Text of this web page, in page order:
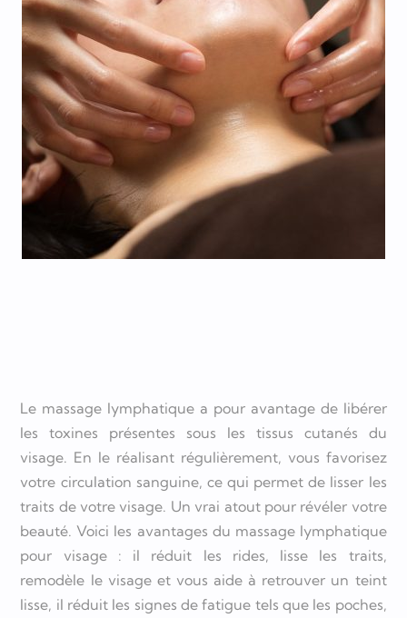
Le massage lymphatique a pour avantage de libérer
les toxines présentes sous les tissus cutanés du
visage. En le réalisant régulièrement, vous favorisez
votre circulation sanguine, ce qui permet de lisser les
traits de votre visage. Un vrai atout pour révéler votre
beauté. Voici les avantages du massage lymphatique
pour visage : il réduit les rides, lisse les traits,
remodèle le visage et vous aide à retrouver un teint
lisse, il réduit les signes de fatigue tels que les poches,